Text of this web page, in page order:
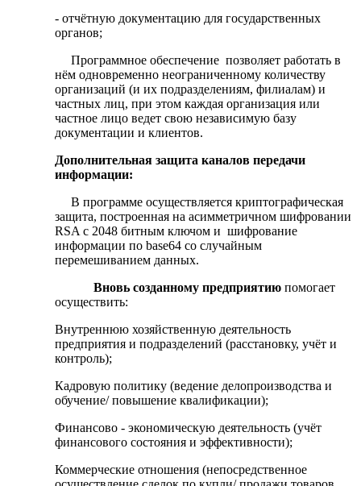
- отчётную документацию для государственных
органов;
Программное обеспечение позволяет работать в
нём одновременно неограниченному количеству
организаций (и их подразделениям, филиалам) и
частных лиц, при этом каждая организация или
частное лицо ведет свою независимую базу
документации и клиентов.
Дополнительная защита каналов передачи
информации:
В программе осуществляется криптографическая
защита, построенная на асимметричном шифровании
RSA с 2048 битным ключом и шифрование
информации по base64 со случайным
перемешиванием данных.
Вновь созданному предприятию помогает
осуществить:
Внутреннюю хозяйственную деятельность
предприятия и подразделений (расстановку, учёт и
контроль);
Кадровую политику (ведение делопроизводства и
обучение/ повышение квалификации);
Финансово - экономическую деятельность (учёт
финансового состояния и эффективности);
Коммерческие отношения (непосредственное